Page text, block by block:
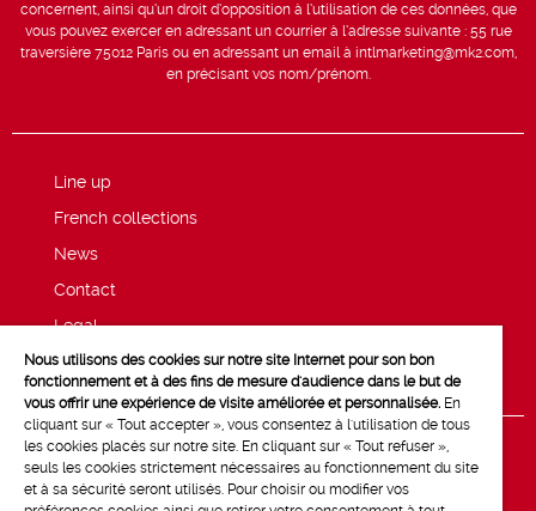
concernent, ainsi qu’un droit d’opposition à l’utilisation de ces données, que
vous pouvez exercer en adressant un courrier à l’adresse suivante : 55 rue
traversière 75012 Paris ou en adressant un email à intlmarketing@mk2.com,
en précisant vos nom/prénom.
Line up
French collections
News
Contact
Legal
Privacy and cookie policy
Nous utilisons des cookies sur notre site Internet pour son bon
fonctionnement et à des fins de mesure d'audience dans le but de
vous offrir une expérience de visite améliorée et personnalisée. En
cliquant sur « Tout accepter », vous consentez à l'utilisation de tous
les cookies placés sur notre site. En cliquant sur « Tout refuser »,
seuls les cookies strictement nécessaires au fonctionnement du site
et à sa sécurité seront utilisés. Pour choisir ou modifier vos